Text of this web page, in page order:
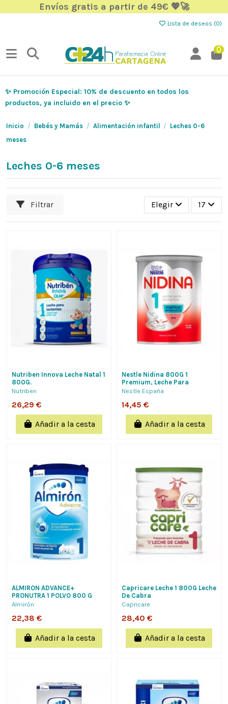
Envíos gratis a partir de 49€ 💖🚀
Lista de deseos (0)
0
✨ Promoción Especial: 10% de descuento en todos los
productos, ya incluido en el precio ✨
Inicio Bebés y Mamás Alimentación infantil
Leches 0-6
meses
Leches 0-6 meses
Filtrar Elegir 17
Nutriben Innova Leche Natal 1
800G.
Nutriben
26,29 €
Añadir a la cesta
Nestle Nidina 800G 1
Premium, Leche Para
Lactantes Desde 0 Meses Con
Nestle España
14,45 €
Añadir a la cesta
ALMIRON ADVANCE+
PRONUTRA 1 POLVO 800 G
Almirón
22,38 €
Añadir a la cesta
Capricare Leche 1 800G Leche
De Cabra
Capricare
28,40 €
Añadir a la cesta